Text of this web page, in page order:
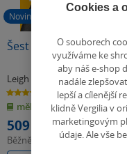
Novinka
Šest vran
Leigh Bardugová
4.7
z
5
hvězdiček
měkká vazba
509 Kč
Běžně
569 Kč
Cookies a
O souborech
využíváme ke
aby náš e-shop
nadále
lepší a cílenější
klidně Vergilia v
marketingovým
údaje. Ale vše